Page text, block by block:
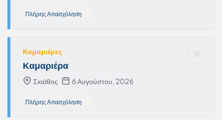
Πλήρης Απασχόληση
Καμαριέρες
Καμαριέρα
Σκιάθος 6 Αυγούστου, 2026
Πλήρης Απασχόληση